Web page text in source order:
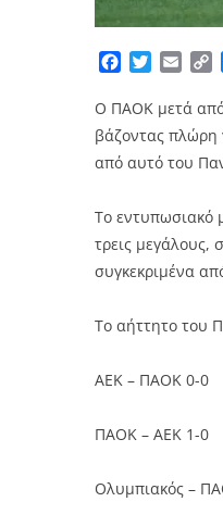
Facebook
Twitter
Ο ΠΑΟΚ μετά από
βάζοντας πλώρη
από αυτό του
Το εντυπωσιακό
τρεις μεγάλους,
συγκεκριμένα
Το αήττητο του
ΑΕΚ – ΠΑΟΚ 0-0
ΠΑΟΚ – ΑΕΚ 1-0
Ολυμπιακός –